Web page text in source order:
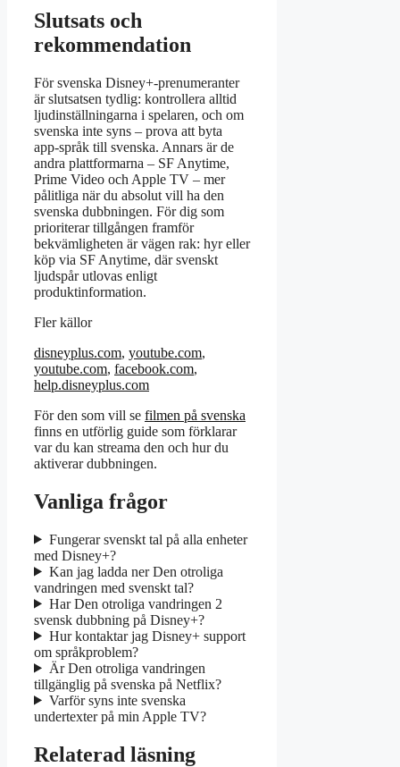
Slutsats och
rekommendation
För svenska Disney+-prenumeranter
är slutsatsen tydlig: kontrollera alltid
ljudinställningarna i spelaren, och om
svenska inte syns – prova att byta
app-språk till svenska. Annars är de
andra plattformarna – SF Anytime,
Prime Video och Apple TV – mer
pålitliga när du absolut vill ha den
svenska dubbningen. För dig som
prioriterar tillgången framför
bekvämligheten är vägen rak: hyr eller
köp via SF Anytime, där svenskt
ljudspår utlovas enligt
produktinformation.
Fler källor
disneyplus.com, youtube.com,
youtube.com, facebook.com,
help.disneyplus.com
För den som vill se filmen på svenska
finns en utförlig guide som förklarar
var du kan streama den och hur du
aktiverar dubbningen.
Vanliga frågor
Fungerar svenskt tal på alla enheter
med Disney+?
Kan jag ladda ner Den otroliga
vandringen med svenskt tal?
Har Den otroliga vandringen 2
svensk dubbning på Disney+?
Hur kontaktar jag Disney+ support
om språkproblem?
Är Den otroliga vandringen
tillgänglig på svenska på Netflix?
Varför syns inte svenska
undertexter på min Apple TV?
Relaterad läsning